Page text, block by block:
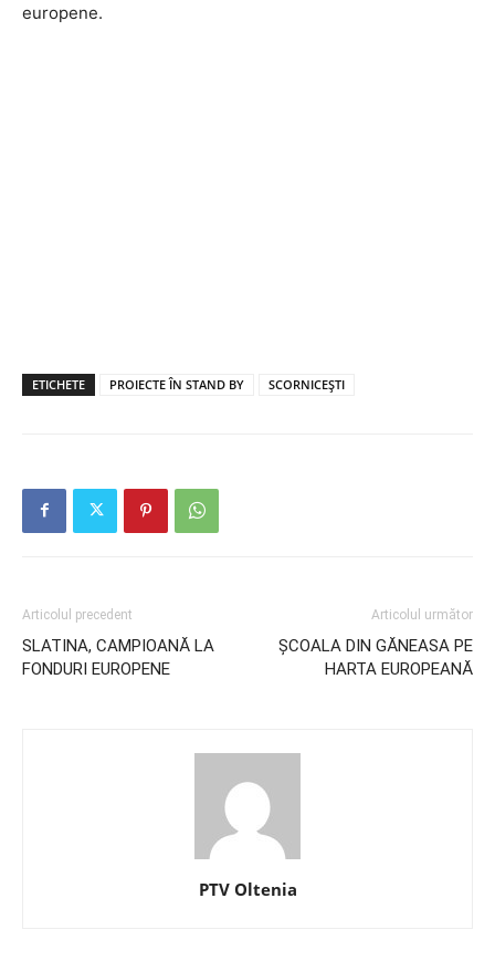
europene.
ETICHETE PROIECTE ÎN STAND BY SCORNICEȘTI
Articolul precedent
SLATINA, CAMPIOANĂ LA
FONDURI EUROPENE
Articolul următor
ȘCOALA DIN GĂNEASA PE
HARTA EUROPEANĂ
PTV Oltenia